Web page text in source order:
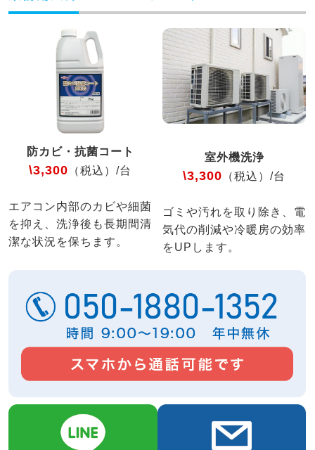
防カビ・抗菌コート
\3,300 （税込）/台
エアコン内部のカビや細菌
を抑え、洗浄後も長期間清
潔な状況を保ちます。
室外機洗浄
\3,300 （税込）/台
ゴミや汚れを取り除き、電
気代の削減や冷暖房の効率
をUPします。